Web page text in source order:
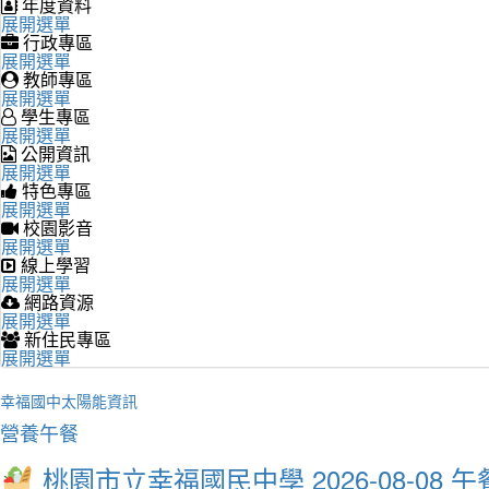
展開選單
行政專區
展開選單
教師專區
展開選單
學生專區
展開選單
公開資訊
展開選單
特色專區
展開選單
校園影音
展開選單
線上學習
展開選單
網路資源
展開選單
新住民專區
展開選單
幸福國中太陽能資訊
營養午餐
桃園市立幸福國民中學 2026-08-08 午